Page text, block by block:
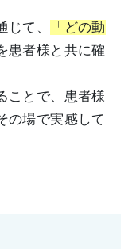
て、
「どの動
患者様と共に確
ことで、患者様
の場で実感して